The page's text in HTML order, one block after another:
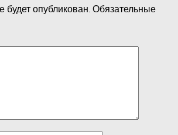
будет опубликован. Обязательные